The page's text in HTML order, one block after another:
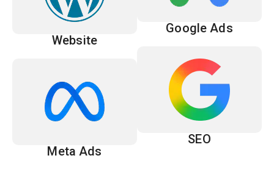
Website
Google Ads
Meta Ads
SEO